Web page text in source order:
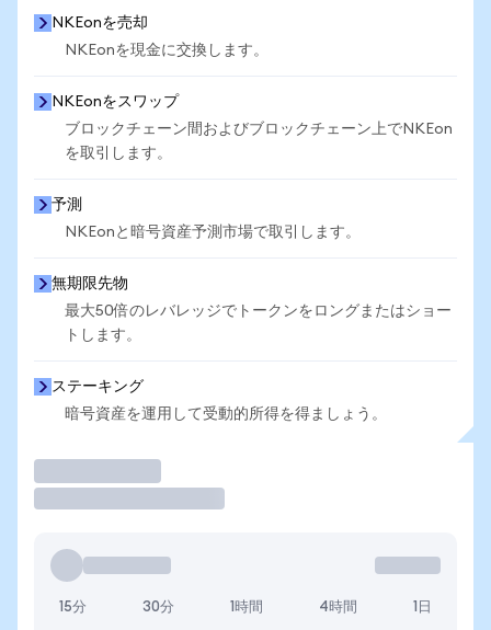
NKEonを売却
NKEonを現金に交換します。
NKEonをスワップ
ブロックチェーン間およびブロックチェーン上でNKEon
を取引します。
予測
NKEonと暗号資産予測市場で取引します。
無期限先物
最大50倍のレバレッジでトークンをロングまたはショー
トします。
ステーキング
暗号資産を運用して受動的所得を得ましょう。
15分 30分 1時間 4時間 1日